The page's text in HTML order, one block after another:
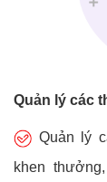
Quản lý các
Quản lý
khen